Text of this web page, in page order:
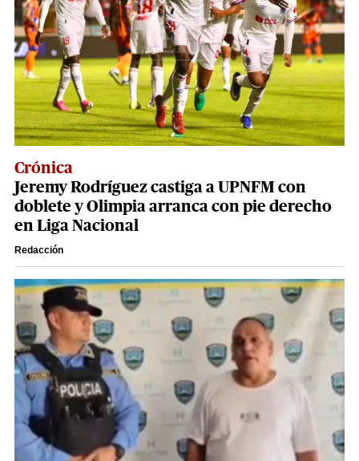
Crónica
Jeremy Rodríguez castiga a UPNFM con
doblete y Olimpia arranca con pie derecho
en Liga Nacional
Redacción